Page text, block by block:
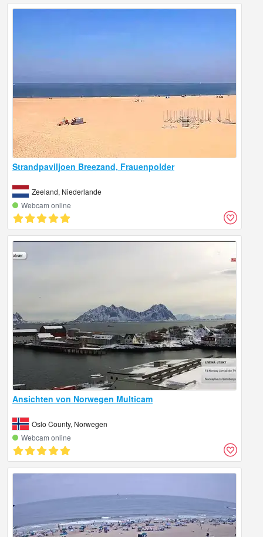
Strandpaviljoen Breezand, Frauenpolder
Zeeland, Niederlande
Webcam online
Ansichten von Norwegen Multicam
Oslo County, Norwegen
Webcam online